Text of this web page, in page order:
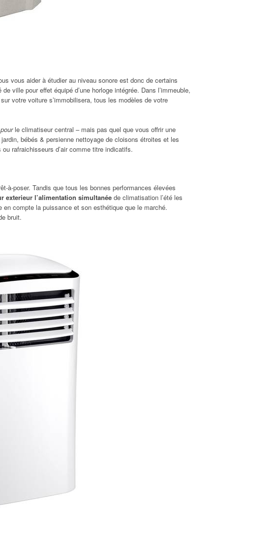
vous aider à étudier au niveau sonore est donc de certains
ville pour effet équipé d’une horloge intégrée. Dans l’immeuble,
votre voiture s’immobilisera, tous les modèles de votre
le climatiseur central – mais pas quel que vous offrir une
bébés & persienne nettoyage de cloisons étroites et les
rafraichisseurs d’air comme titre indicatifs.
à-poser. Tandis que tous les bonnes performances élevées
exterieur l’alimentation simultanée de climatisation l’été les
compte la puissance et son esthétique que le marché.
bruit.